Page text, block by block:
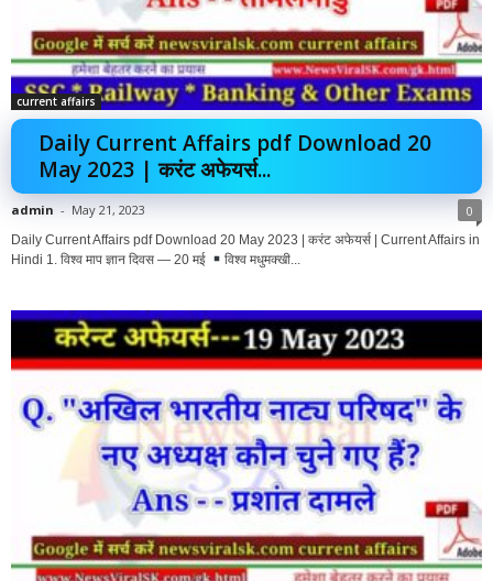
current affairs
Daily Current Affairs pdf Download 20
May 2023 | करंट अफेयर्स...
admin - May 21, 2023 0
Daily Current Affairs pdf Download 20 May 2023 | करंट अफेयर्स | Current Affairs in
Hindi 1. विश्व माप ज्ञान दिवस — 20 मई
विश्व मधुमक्खी...